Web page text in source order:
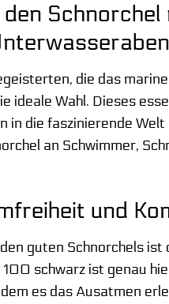
den
die das
ideale Wahl. Dieses
in die faszinierende
an Schwimmer,
und
guten Schnorchels
100 schwarz ist genau
es das Ausatmen